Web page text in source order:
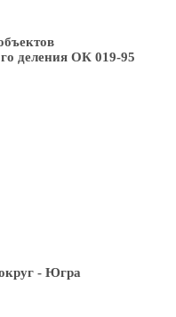
деления ОК 019-95
- Югра